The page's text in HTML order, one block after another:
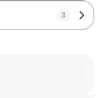
3